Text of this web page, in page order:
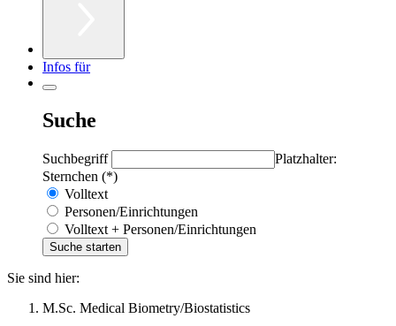
Infos für
Suche
Suchbegriff
Platzhalter:
Sternchen (*)
Volltext
Personen/Einrichtungen
Volltext + Personen/Einrichtungen
Sie sind hier:
M.Sc. Medical Biometry/Biostatistics